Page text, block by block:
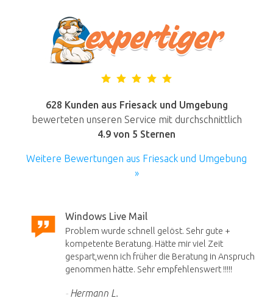
628 Kunden aus Friesack und Umgebung
bewerteten unseren Service mit durchschnittlich
4.9 von 5 Sternen
Weitere Bewertungen aus Friesack und Umgebung
»
Windows Live Mail
Problem wurde schnell gelöst. Sehr gute +
kompetente Beratung. Hätte mir viel Zeit
gespart,wenn ich früher die Beratung in Anspruch
genommen hätte. Sehr empfehlenswert !!!!!
Hermann L.